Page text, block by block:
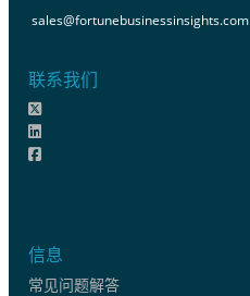
sales@fortunebusinessinsights.com
联系我们
信息
常见问题解答